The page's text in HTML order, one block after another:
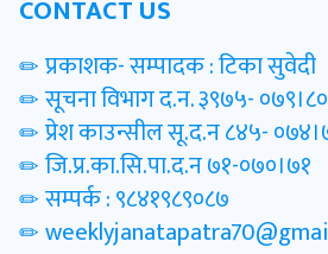
CONTACT US
प्रकाशक- सम्पादक : टिका सुवेदी
सूचना विभाग द.न. ३९७५- ०७९।८०
प्रेश काउन्सील सू.द.न ८४५-
जि.प्र.का.सि.पा.द.न ७१-०७०।७१
सम्पर्क : ९८४१९८९०८७